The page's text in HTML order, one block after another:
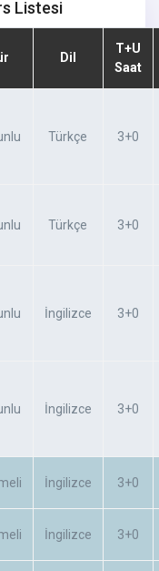
Listesi
Dil
T+U
Saat
Türkçe 3+0
Türkçe 3+0
İngilizce 3+0
İngilizce 3+0
İngilizce 3+0
İngilizce 3+0